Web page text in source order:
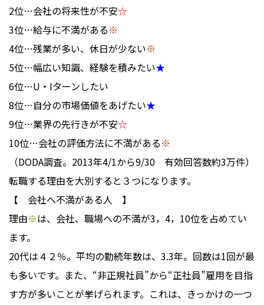
2位…会社の将来性が不安☆
3位…給与に不満がある※
4位…残業が多い、休日が少ない※
5位…幅広い知識、経験を積みたい★
6位…U・Iターンしたい
8位…自分の市場価値をあげたい★
9位…業界の先行きが不安☆
10位…会社の評価方法に不満がある※
（DODA調査。2013年4/1から9/30 有効回答数約3万件）
転職する理由を大別すると３つになります。
【 会社へ不満がある人 】
理由※は、会社、職場への不満が3，4，10位を占めてい
ます。
20代は４２％。平均の勤続年数は、3.3年。回数は1回が最
も多いです。また、“非正規社員”から“正社員”雇用を目指
す方が多いことが挙げられます。これは、きっかけの一つ